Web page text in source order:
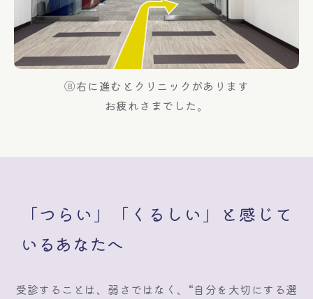
⑧右に進むとクリニックがあります
お疲れさまでした。
「つらい」「くるしい」と感じて
いるあなたへ
受診することは、弱さではなく、“自分を大切にする選